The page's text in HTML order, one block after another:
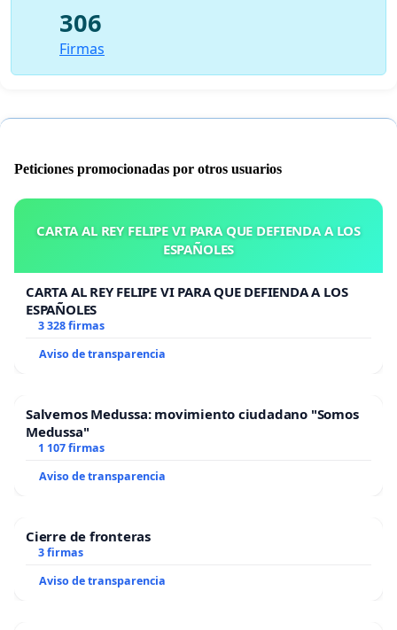
306
Firmas
Peticiones promocionadas por otros usuarios
CARTA AL REY FELIPE VI PARA QUE DEFIENDA A LOS
ESPAÑOLES
CARTA AL REY FELIPE VI PARA QUE DEFIENDA A LOS
ESPAÑOLES
3 328 firmas
Aviso de transparencia
Salvemos Medussa: movimiento ciudadano "Somos
Medussa"
1 107 firmas
Aviso de transparencia
Cierre de fronteras
3 firmas
Aviso de transparencia